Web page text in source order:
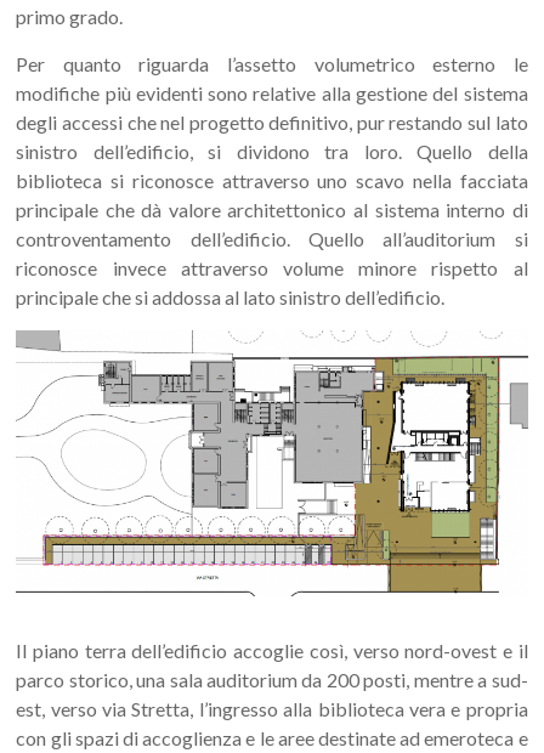
primo grado.
Per quanto riguarda l’assetto volumetrico esterno le
modifiche più evidenti sono relative alla gestione del sistema
degli accessi che nel progetto definitivo, pur restando sul lato
sinistro dell’edificio, si dividono tra loro. Quello della
biblioteca si riconosce attraverso uno scavo nella facciata
principale che dà valore architettonico al sistema interno di
controventamento dell’edificio. Quello all’auditorium si
riconosce invece attraverso volume minore rispetto al
principale che si addossa al lato sinistro dell’edificio.
Il piano terra dell’edificio accoglie così, verso nord-ovest e il
parco storico, una sala auditorium da 200 posti, mentre a sud-
est, verso via Stretta, l’ingresso alla biblioteca vera e propria
con gli spazi di accoglienza e le aree destinate ad emeroteca e